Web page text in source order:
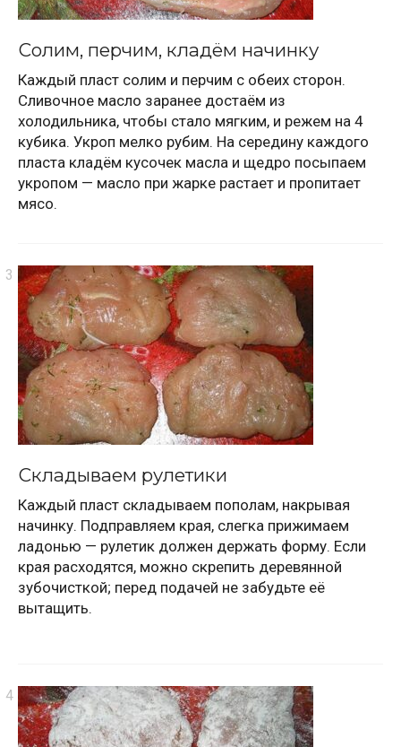
Солим, перчим, кладём начинку
Каждый пласт солим и перчим с обеих сторон.
Сливочное масло заранее достаём из
холодильника, чтобы стало мягким, и режем на 4
кубика. Укроп мелко рубим. На середину каждого
пласта кладём кусочек масла и щедро посыпаем
укропом — масло при жарке растает и пропитает
мясо.
Складываем рулетики
Каждый пласт складываем пополам, накрывая
начинку. Подправляем края, слегка прижимаем
ладонью — рулетик должен держать форму. Если
края расходятся, можно скрепить деревянной
зубочисткой; перед подачей не забудьте её
вытащить.